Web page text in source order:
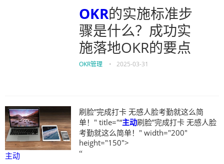
OKR的实施标准步
骤是什么？成功实
施落地OKR的要点
OKR管理 • 2025-03-31
主动
刷脸”完成打卡 无感人脸考勤就这么简
单！" title="“主动刷脸”完成打卡 无感人脸
考勤就这么简单！" width="200"
height="150">
“